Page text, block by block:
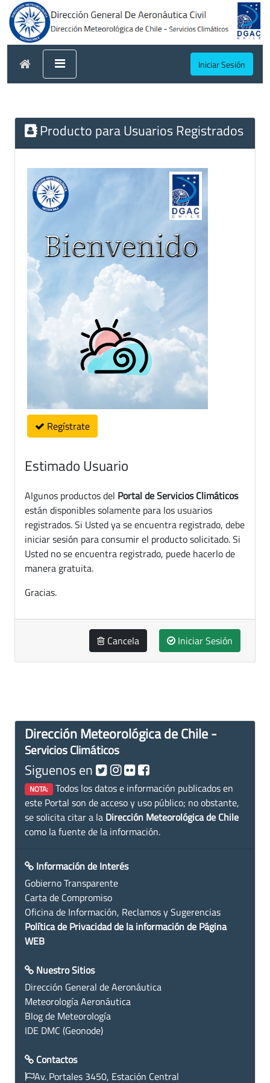
Iniciar Sesión
Producto para Usuarios Registrados
Regístrate
Estimado Usuario
Algunos productos del Portal de Servicios Climáticos
están disponibles solamente para los usuarios
registrados. Si Usted ya se encuentra registrado, debe
iniciar sesión para consumir el producto solicitado. Si
Usted no se encuentra registrado, puede hacerlo de
manera gratuita.
Gracias.
Cancela Iniciar Sesión
Dirección Meteorológica de Chile -
Servicios Climáticos
Siguenos en
NOTA: Todos los datos e información publicados en
este Portal son de acceso y uso público; no obstante,
se solicita citar a la Dirección Meteorológica de Chile
como la fuente de la información.
Información de Interés
Gobierno Transparente
Carta de Compromiso
Oficina de Información, Reclamos y Sugerencias
Política de Privacidad de la información de Página
WEB
Nuestro Sitios
Dirección General de Aeronáutica
Meteorología Aeronáutica
Blog de Meteorología
IDE DMC (Geonode)
Contactos
Av. Portales 3450, Estación Central